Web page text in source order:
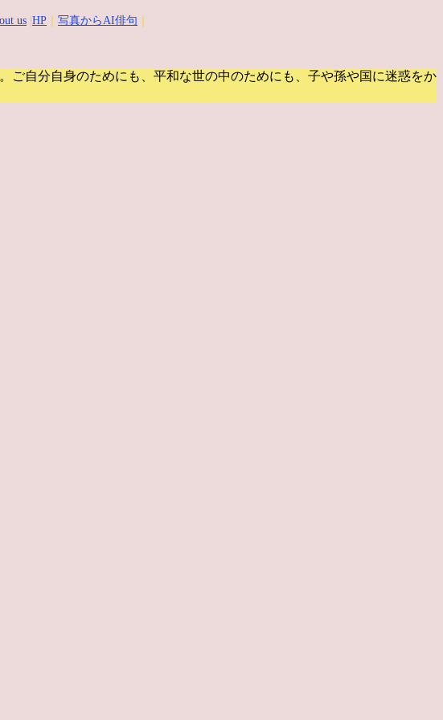
us HP 写真からAI俳句
ご自分自身のためにも、平和な世の中のためにも、子や孫や国に迷惑をか